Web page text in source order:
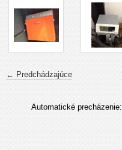
← Predchádzajúce
Automatické precházenie: